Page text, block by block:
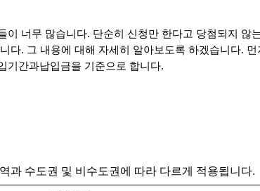
이 너무 많습니다. 단순히 신청만 한다고 당첨되지 않
다. 그 내용에 대해 자세히 알아보도록 하겠습니다.
기간과납입금을 기준으로 합니다.
과 수도권 및 비수도권에 따라 다르게 적용됩니다.